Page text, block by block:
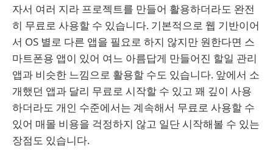
자서 여러 지라 프로젝트를 만들어 활용하더라도 완전
히 무료로 사용할 수 있습니다. 기본적으로 웹 기반이어
서 OS 별로 다른 앱을 필요로 하지 않지만 원한다면 스
마트폰용 앱이 있어 여느 아름답게 만들어진 할일 관리
앱과 비슷한 느낌으로 활용할 수도 있습니다. 앞에서 소
개했던 앱과 달리 무료로 시작할 수 있고 꽤 깊이 사용
하더라도 개인 수준에서는 계속해서 무료로 사용할 수
있어 매몰 비용을 걱정하지 않고 일단 시작해볼 수 있는
장점도 있습니다.